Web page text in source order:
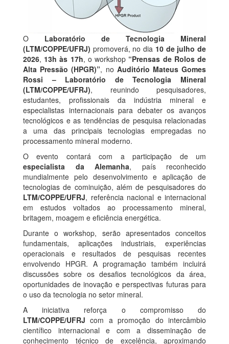
O Laboratório de Tecnologia Mineral
(LTM/COPPE/UFRJ) promoverá, no dia 10 de julho de
2026, 13h às 17h, o workshop “Prensas de Rolos de
Alta Pressão (HPGR)”, no Auditório Mateus Gomes
Rossi – Laboratório de Tecnologia Mineral
(LTM/COPPE/UFRJ), reunindo pesquisadores,
estudantes, profissionais da indústria mineral e
especialistas internacionais para debater os avanços
tecnológicos e as tendências de pesquisa relacionadas
a uma das principais tecnologias empregadas no
processamento mineral moderno.
O evento contará com a participação de um
especialista da Alemanha, país reconhecido
mundialmente pelo desenvolvimento e aplicação de
tecnologias de cominuição, além de pesquisadores do
LTM/COPPE/UFRJ, referência nacional e internacional
em estudos voltados ao processamento mineral,
britagem, moagem e eficiência energética.
Durante o workshop, serão apresentados conceitos
fundamentais, aplicações industriais, experiências
operacionais e resultados de pesquisas recentes
envolvendo HPGR. A programação também incluirá
discussões sobre os desafios tecnológicos da área,
oportunidades de inovação e perspectivas futuras para
o uso da tecnologia no setor mineral.
A iniciativa reforça o compromisso do
LTM/COPPE/UFRJ com a promoção do intercâmbio
científico internacional e com a disseminação de
conhecimento técnico de excelência, aproximando